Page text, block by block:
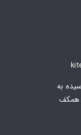
به
همکف